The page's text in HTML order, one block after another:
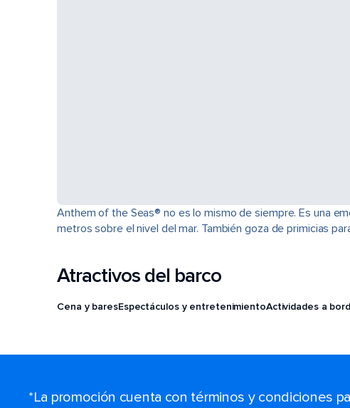
Anthem of the Seas® no es lo mismo de siempre. Es una
metros sobre el nivel del mar. También goza de primicias
Atractivos del barco
Cena y baresEspectáculos y entretenimientoActividades a
*La promoción cuenta con términos y condiciones